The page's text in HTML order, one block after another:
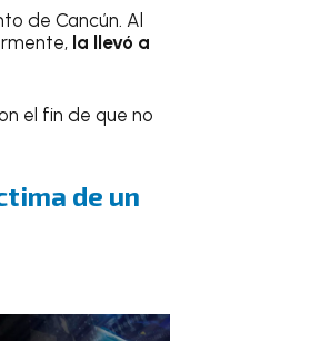
de Cancún. Al
la llevó a
el fin de que no
de un